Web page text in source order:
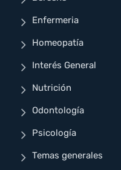
Enfermeria
Homeopatía
Interés General
Nutrición
Odontología
Psicología
Temas generales